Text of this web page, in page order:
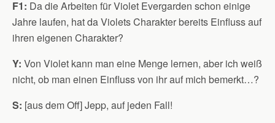
F1: Da die Arbeiten für Violet Evergarden schon einige
Jahre laufen, hat da Violets Charakter bereits Einfluss auf
ihren eigenen Charakter?
Y: Von Violet kann man eine Menge lernen, aber ich weiß
nicht, ob man einen Einfluss von ihr auf mich bemerkt…?
S: [aus dem Off] Jepp, auf jeden Fall!